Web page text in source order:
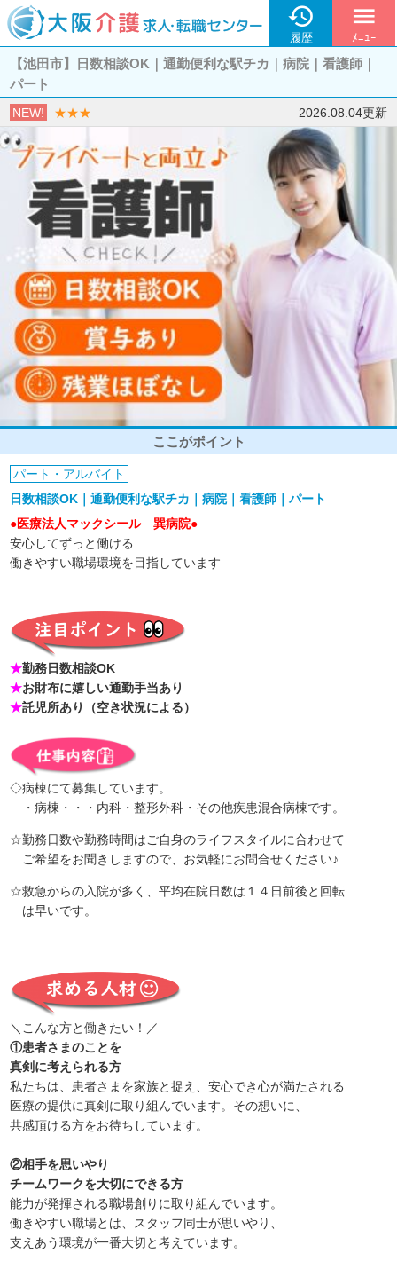

履歴
menu
ﾒﾆｭｰ
【池田市】日数相談OK｜通勤便利な駅チカ｜病院｜看護師｜
パート
NEW! ★★★ 2026.08.04更新
ここがポイント
パート・アルバイト
日数相談OK｜通勤便利な駅チカ｜病院｜看護師｜パート
●医療法人マックシール 巽病院●
安心してずっと働ける
働きやすい職場環境を目指しています
★勤務日数相談OK
★お財布に嬉しい通勤手当あり
★託児所あり（空き状況による）
◇病棟にて募集しています。
・病棟・・・内科・整形外科・その他疾患混合病棟です。
☆勤務日数や勤務時間はご自身のライフスタイルに合わせて
ご希望をお聞きしますので、お気軽にお問合せください♪
☆救急からの入院が多く、平均在院日数は１４日前後と回転
は早いです。
＼こんな方と働きたい！／
①患者さまのことを
真剣に考えられる方
私たちは、患者さまを家族と捉え、安心でき心が満たされる
医療の提供に真剣に取り組んでいます。その想いに、
共感頂ける方をお待ちしています。
②相手を思いやり
チームワークを大切にできる方
能力が発揮される職場創りに取り組んでいます。
働きやすい職場とは、スタッフ同士が思いやり、
支えあう環境が一番大切と考えています。